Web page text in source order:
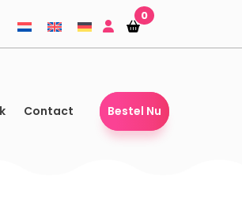
Winkelmandje
Winkelmandje
0
Contact Bestel Nu